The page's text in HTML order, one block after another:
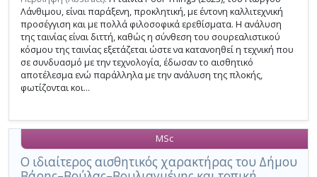
Λάνθιμου, είναι παράξενη, προκλητική, με έντονη καλλιτεχνική
προσέγγιση και με πολλά φιλοσοφικά ερεθίσματα. Η ανάλυση
της ταινίας είναι διττή, καθώς η σύνθεση του σουρεαλιστικού
κόσμου της ταινίας εξετάζεται ώστε να κατανοηθεί η τεχνική που
σε συνδυασμό με την τεχνολογία, έδωσαν το αισθητικό
αποτέλεσμα ενώ παράλληλα με την ανάλυση της πλοκής,
φωτίζονται κοι...
Ο ιδιαίτερος αισθητικός χαρακτήρας του Δήμου
MSc